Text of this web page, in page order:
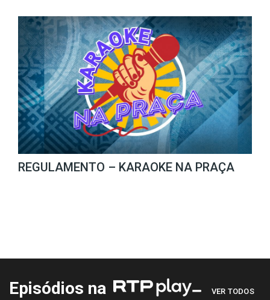
REGULAMENTO – KARAOKE NA PRAÇA
Episódios na VER TODOS